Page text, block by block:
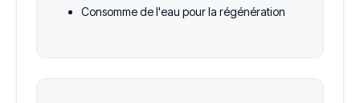
Consomme de l'eau pour la régénération